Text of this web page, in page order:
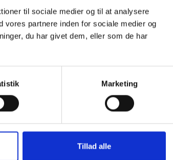
til sociale medier og til at analysere
partnere inden for sociale medier og
du har givet dem, eller som de har
Marketing
Tillad alle
udvikling, planlægning og afvikling af møder,
konferencer, arrangementer, debatmøder
og andre initiativer i kredsregi.